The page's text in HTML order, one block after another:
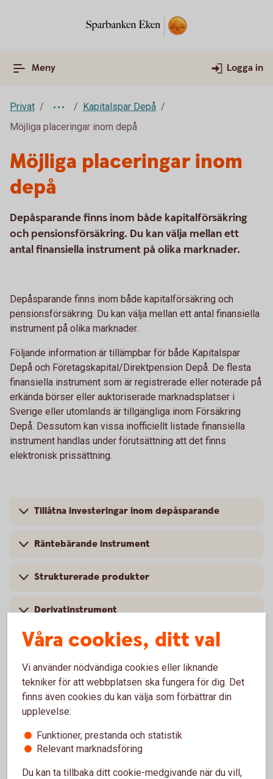
Meny Logga in
Privat
Kapitalspar Depå
Möjliga placeringar inom depå
Möjliga placeringar inom
depå
Depåsparande finns inom både kapitalförsäkring
och pensionsförsäkring. Du kan välja mellan ett
antal finansiella instrument på olika marknader.
Depåsparande finns inom både kapitalförsäkring och
pensionsförsäkring. Du kan välja mellan ett antal finansiella
instrument på olika marknader.
Följande information är tillämpbar för både Kapitalspar
Depå och Företagskapital/Direktpension Depå. De flesta
finansiella instrument som är registrerade eller noterade på
erkända börser eller auktoriserade marknadsplatser i
Sverige eller utomlands är tillgängliga inom Försäkring
Depå. Dessutom kan vissa inofficiellt listade finansiella
instrument handlas under förutsättning att det finns
elektronisk prissättning.
Tillåtna investeringar inom depåsparande
Räntebärande instrument
Strukturerade produkter
Derivatinstrument
Fonder
Otillåtna placeringar
Våra cookies, ditt val
Vi använder nödvändiga cookies eller liknande
tekniker för att webbplatsen ska fungera för dig. Det
finns även cookies du kan välja som förbättrar din
upplevelse:
Funktioner, prestanda och statistik
Relevant marknadsföring
Du kan ta tillbaka ditt cookie-medgivande när du vill,